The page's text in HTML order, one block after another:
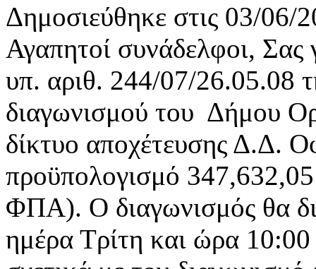
Δημοσιεύθηκε στις 03/06/
Αγαπητοί συνάδελφοι,
υπ. αριθ. 244/07/26.05.08
διαγωνισμού του Δήμου
δίκτυο αποχέτευσης Δ.Δ.
προϋπολογισμό
ΦΠΑ). Ο διαγωνισμός θα
ημέρα Τρίτη και ώρα